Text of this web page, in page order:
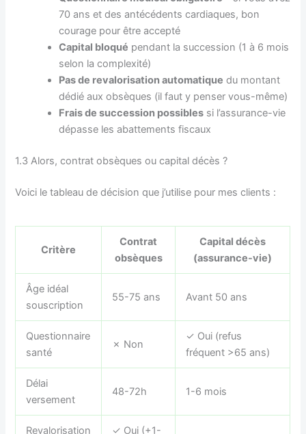
70 ans et des antécédents cardiaques, bon
courage pour être accepté
Capital bloqué pendant la succession (1 à 6 mois
selon la complexité)
Pas de revalorisation automatique du montant
dédié aux obsèques (il faut y penser vous-même)
Frais de succession possibles si l’assurance-vie
dépasse les abattements fiscaux
1.3 Alors, contrat obsèques ou capital décès ?
Voici le tableau de décision que j’utilise pour mes clients :
Critère
Contrat
obsèques
Capital décès
(assurance-vie)
Âge idéal
souscription
55-75 ans Avant 50 ans
Questionnaire
santé
✗ Non
✓ Oui (refus
fréquent >65 ans)
Délai
versement
48-72h 1-6 mois
Revalorisation
✓ Oui (+1-